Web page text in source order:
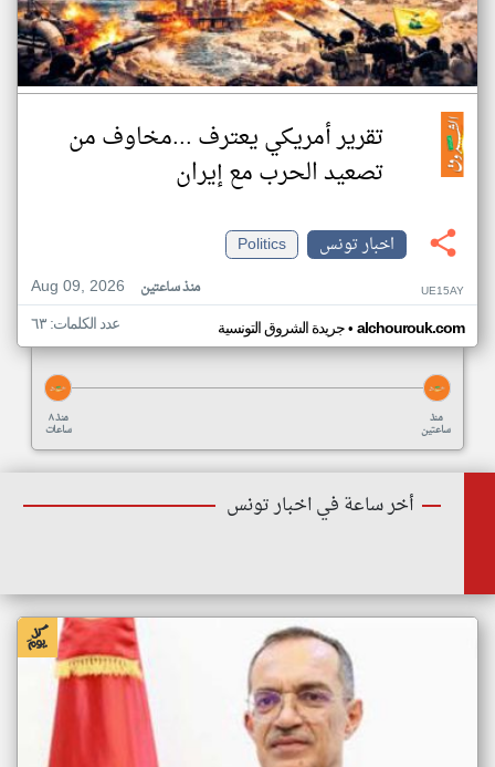
تقرير أمريكي يعترف ...مخاوف من
تصعيد الحرب مع إيران
اخبار تونس
Politics
Aug 09, 2026
منذ ساعتين UE15AY
جريدة الشروق التونسية• alchourouk.com عدد الكلمات: ٦٣
منذ ٨
ساعات
منذ
ساعتين
أخر ساعة في اخبار تونس